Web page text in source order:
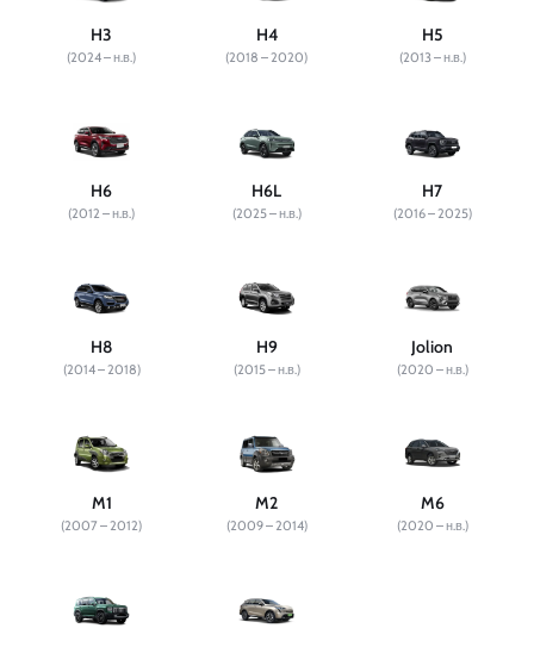
H3
(2024 – н.в.)
H4
(2018 – 2020)
H5
(2013 – н.в.)
H6
(2012 – н.в.)
H6L
(2025 – н.в.)
H7
(2016 – 2025)
H8
(2014 – 2018)
H9
(2015 – н.в.)
Jolion
(2020 – н.в.)
M1
(2007 – 2012)
M2
(2009 – 2014)
M6
(2020 – н.в.)